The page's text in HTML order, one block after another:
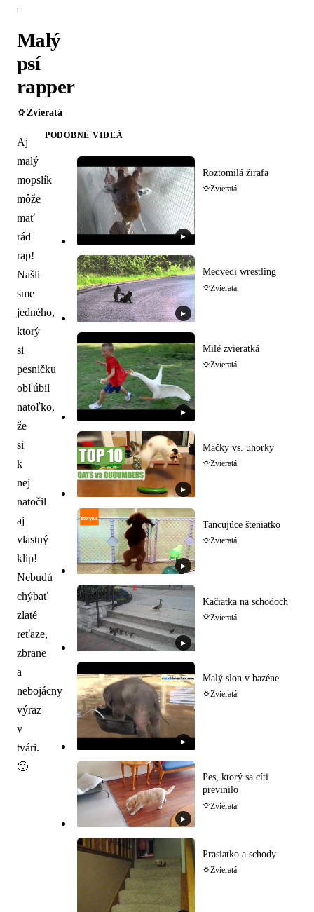
Malý
psí
rapper
Zvieratá
Aj
malý
mopslík
môže
mať
rád
rap!
Našli
sme
jedného,
ktorý
si
pesničku
obľúbil
natoľko,
že
si
k
nej
natočil
aj
vlastný
klip!
Nebudú
chýbať
zlaté
reťaze,
zbrane
a
nebojácny
výraz
v
tvári.
🙂
PODOBNÉ VIDEÁ
▶
Roztomilá žirafa
Zvieratá
▶
Medvedí wrestling
Zvieratá
▶
Milé zvieratká
Zvieratá
▶
Mačky vs. uhorky
Zvieratá
▶
Tancujúce šteniatko
Zvieratá
▶
Kačiatka na schodoch
Zvieratá
▶
Malý slon v bazéne
Zvieratá
▶
Pes, ktorý sa cíti
previnilo
Zvieratá
Prasiatko a schody
Zvieratá